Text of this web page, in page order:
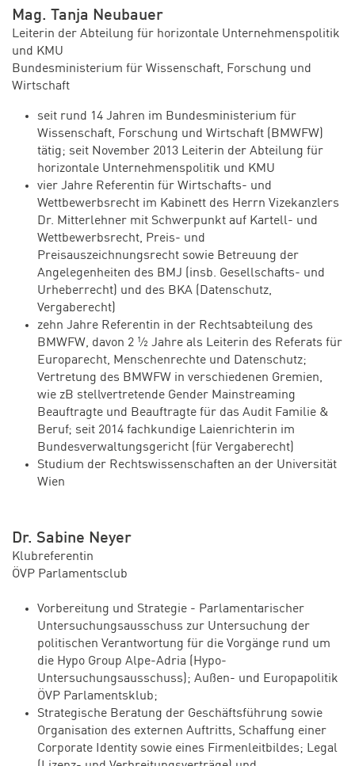
Mag. Tanja Neubauer
Leiterin der Abteilung für horizontale Unternehmenspolitik
und KMU
Bundesministerium für Wissenschaft, Forschung und
Wirtschaft
seit rund 14 Jahren im Bundesministerium für
Wissenschaft, Forschung und Wirtschaft (BMWFW)
tätig; seit November 2013 Leiterin der Abteilung für
horizontale Unternehmenspolitik und KMU
vier Jahre Referentin für Wirtschafts- und
Wettbewerbsrecht im Kabinett des Herrn Vizekanzlers
Dr. Mitterlehner mit Schwerpunkt auf Kartell- und
Wettbewerbsrecht, Preis- und
Preisauszeichnungsrecht sowie Betreuung der
Angelegenheiten des BMJ (insb. Gesellschafts- und
Urheberrecht) und des BKA (Datenschutz,
Vergaberecht)
zehn Jahre Referentin in der Rechtsabteilung des
BMWFW, davon 2 ½ Jahre als Leiterin des Referats für
Europarecht, Menschenrechte und Datenschutz;
Vertretung des BMWFW in verschiedenen Gremien,
wie zB stellvertretende Gender Mainstreaming
Beauftragte und Beauftragte für das Audit Familie &
Beruf; seit 2014 fachkundige Laienrichterin im
Bundesverwaltungsgericht (für Vergaberecht)
Studium der Rechtswissenschaften an der Universität
Wien
Dr. Sabine Neyer
Klubreferentin
ÖVP Parlamentsclub
Vorbereitung und Strategie - Parlamentarischer
Untersuchungsausschuss zur Untersuchung der
politischen Verantwortung für die Vorgänge rund um
die Hypo Group Alpe-Adria (Hypo-
Untersuchungsausschuss); Außen- und Europapolitik
ÖVP Parlamentsklub;
Strategische Beratung der Geschäftsführung sowie
Organisation des externen Auftritts, Schaffung einer
Corporate Identity sowie eines Firmenleitbildes; Legal